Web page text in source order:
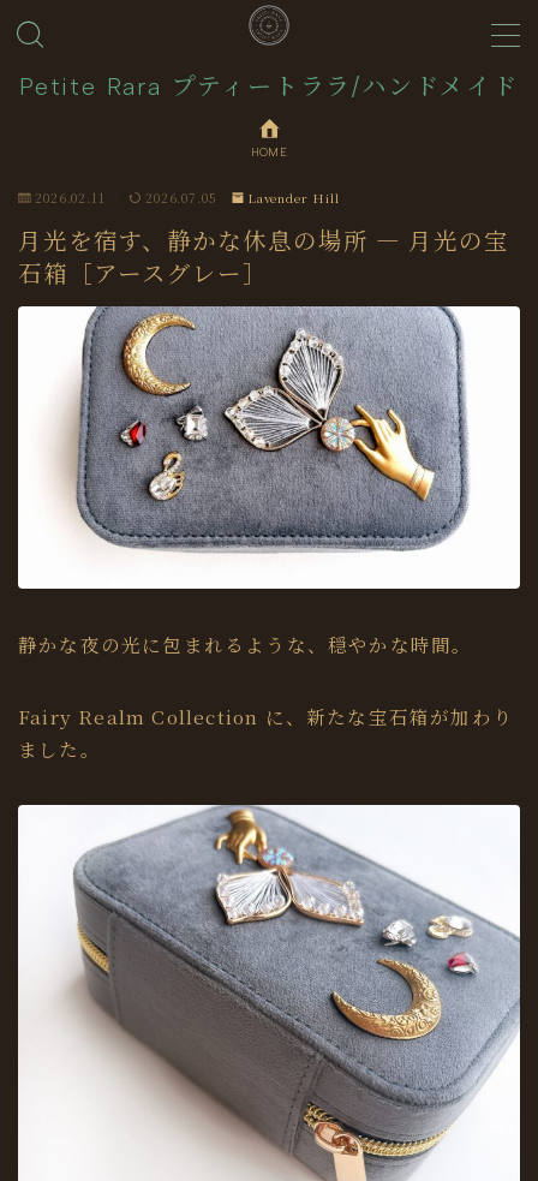
Petite Rara プティートララ/ハンドメイド
MENU
Journal
Collection
HOME
2026.02.11 2026.07.05 Lavender Hill
月光を宿す、静かな休息の場所 ― 月光の宝
石箱［アースグレー］
静かな夜の光に包まれるような、穏やかな時間。
Fairy Realm Collection に、新たな宝石箱が加わり
ました。